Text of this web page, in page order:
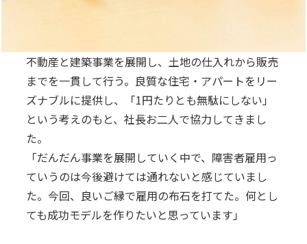
不動産と建築事業を展開し、土地の仕入れから販売
までを一貫して行う。良質な住宅・アパートをリー
ズナブルに提供し、「1円たりとも無駄にしない」
という考えのもと、社長お二人で協力してきまし
た。
「だんだん事業を展開していく中で、障害者雇用っ
ていうのは今後避けては通れないと感じていまし
た。今回、良いご縁で雇用の布石を打てた。何とし
ても成功モデルを作りたいと思っています」